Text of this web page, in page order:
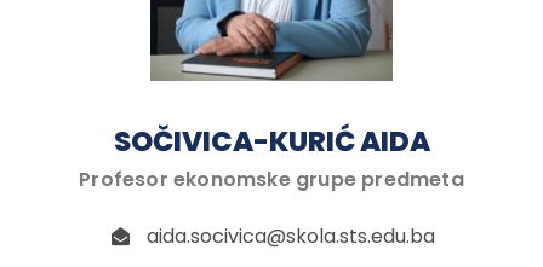
SOČIVICA-KURIĆ AIDA
Profesor ekonomske grupe predmeta
aida.socivica@skola.sts.edu.ba